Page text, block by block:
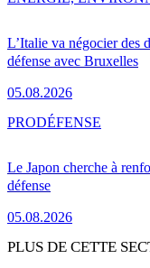
L’Italie va négocier des
défense avec Bruxelles
05.08.2026
Le Japon cherche à
défense
05.08.2026
PRODÉFENSE
PLUS DE CETTE